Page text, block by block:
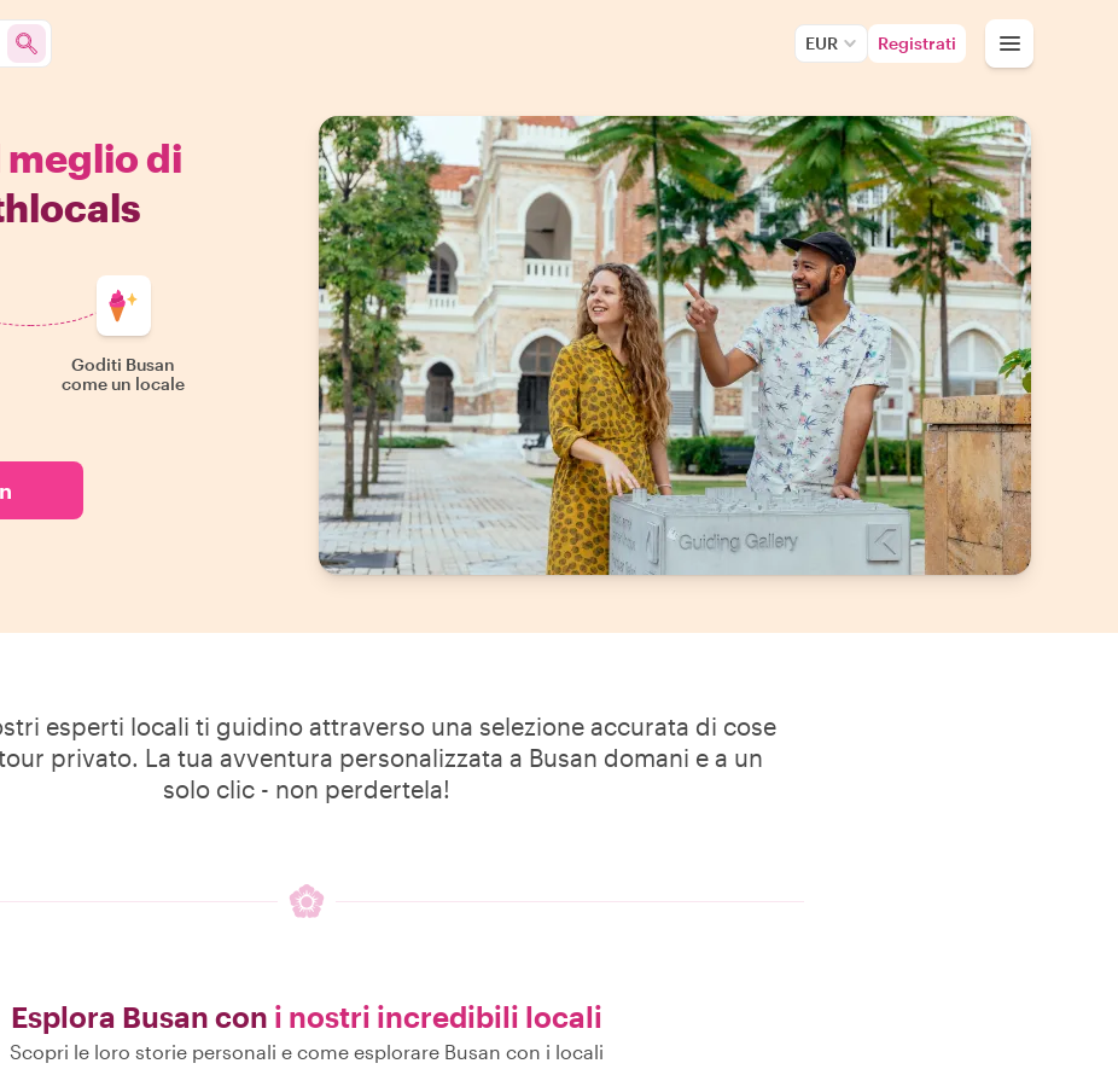
EUR Registrati
meglio di
Goditi Busan
come un locale
esperti locali ti guidino attraverso una selezione accurata di cose
privato. La tua avventura personalizzata a Busan domani e a un
solo clic - non perdertela!
Esplora Busan con i nostri incredibili locali
Scopri le loro storie personali e come esplorare Busan con i locali